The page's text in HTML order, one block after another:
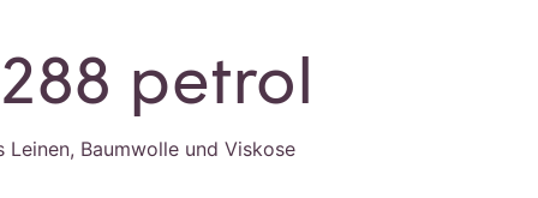
petrol
Leinen, Baumwolle und Viskose